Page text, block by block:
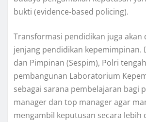
bukti (evidence-based policing).
Transformasi pendidikan juga akan
jenjang pendidikan kepemimpinan.
dan Pimpinan (Sespim), Polri
pembangunan Laboratorium
sebagai sarana pembelajaran bagi
manager dan top manager agar
mengambil keputusan secara lebih